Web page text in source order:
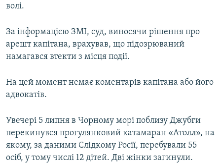
волі.
За інформацією ЗМІ, суд, виносячи рішення про
арешт капітана, врахував, що підозрюваний
намагався втекти з місця події.
На цей момент немає коментарів капітана або його
адвокатів.
Увечері 5 липня в Чорному морі поблизу Джубги
перекинувся прогулянковий катамаран «Атолл», на
якому, за даними Слідкому Росії, перебували 55
осіб, у тому числі 12 дітей. Дві жінки загинули.